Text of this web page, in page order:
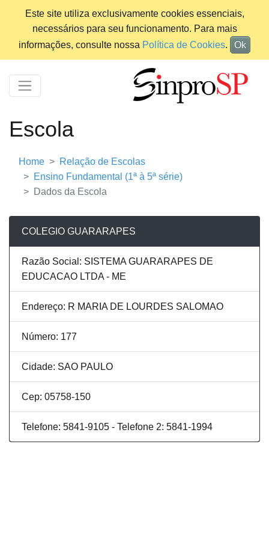
Este site utiliza exclusivamente cookies essenciais,
necessários para seu funcionamento. Para mais
informações, consulte nossa Política de Cookies. Ok
Escola
Home
Relação de Escolas
Ensino Fundamental (1ª à 5ª série)
Dados da Escola
COLEGIO GUARARAPES
Razão Social: SISTEMA GUARARAPES DE
EDUCACAO LTDA - ME
Endereço: R MARIA DE LOURDES SALOMAO
Número: 177
Cidade: SAO PAULO
Cep: 05758-150
Telefone: 5841-9105 - Telefone 2: 5841-1994